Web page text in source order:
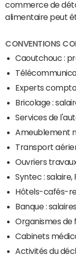
commerce de
alimentaire peut
CONVENTIONS
Caoutchouc :
Experts
Bricolage :
Services de
Ameublement
Transport
Ouvriers
Syntec : salaire,
Hôtels-cafés-
Banque :
Organismes de
Cabinets
Activités du